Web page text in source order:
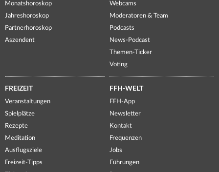
Monatshoroskop
Jahreshoroskop
Partnerhoroskop
Aszendent
Webcams
Moderatoren & Team
Podcasts
News-Podcast
Themen-Ticker
Voting
FREIZEIT
Veranstaltungen
Spielplätze
Rezepte
Meditation
Ausflugsziele
Freizeit-Tipps
FFH-WELT
FFH-App
Newsletter
Kontakt
Frequenzen
Jobs
Führungen